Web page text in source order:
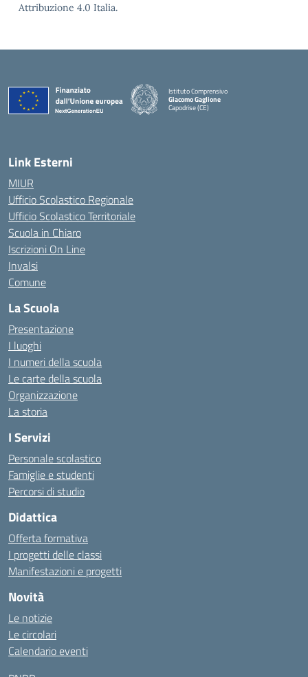
Attribuzione 4.0 Italia.
Istituto Comprensivo
Giacomo Gaglione
Capodrise (CE)
— Visita la pagina iniziale della scuola
Link Esterni
MIUR
Ufficio Scolastico Regionale
Ufficio Scolastico Territoriale
Scuola in Chiaro
Iscrizioni On Line
Invalsi
Comune
La Scuola
Presentazione
I luoghi
I numeri della scuola
Le carte della scuola
Organizzazione
La storia
I Servizi
Personale scolastico
Famiglie e studenti
Percorsi di studio
Didattica
Offerta formativa
I progetti delle classi
Manifestazioni e progetti
Novità
Le notizie
Le circolari
Calendario eventi